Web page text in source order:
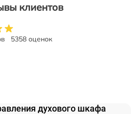
клиентов
5358 оценок
духового шкафа